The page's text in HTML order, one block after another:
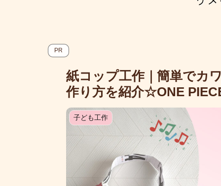
PR
紙コップ工作｜簡単でカ
作り方を紹介☆ONE
子ども工作